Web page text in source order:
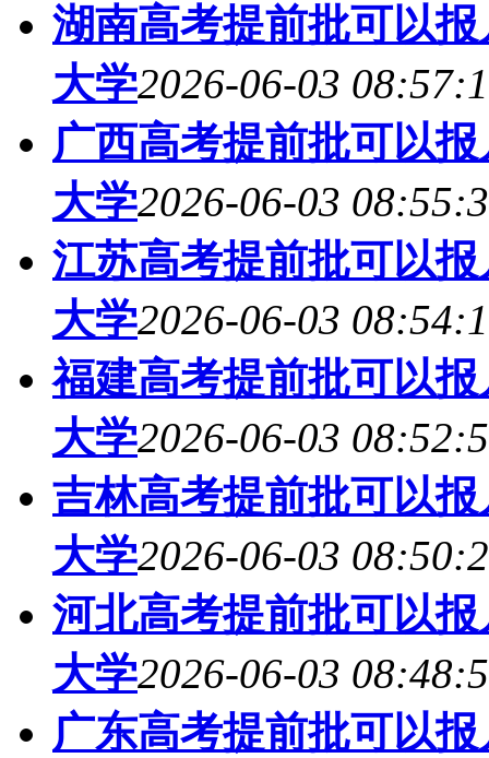
湖南高考提前批可以
大学2026-06-03
广西高考提前批可以
大学2026-06-03
江苏高考提前批可以
大学2026-06-03
福建高考提前批可以
大学2026-06-03
吉林高考提前批可以
大学2026-06-03
河北高考提前批可以
大学2026-06-03
广东高考提前批可以